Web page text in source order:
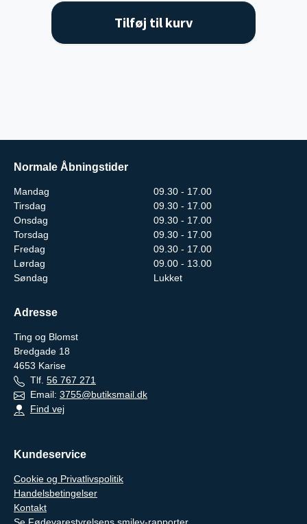
Tilføj til kurv
Normale Åbningstider
Mandag
09.30 - 17.00
Tirsdag
09.30 - 17.00
Onsdag
09.30 - 17.00
Torsdag
09.30 - 17.00
Fredag
09.30 - 17.00
Lørdag
09.00 - 13.00
Søndag
Lukket
Adresse
Ting og Blomst
Bredgade 18
4653 Karise
Tlf. 56 767 271
Email: 3755@butiksmail.dk
Find vej
Kundeservice
Cookie og Privatlivspolitik
Handelsbetingelser
Kontakt